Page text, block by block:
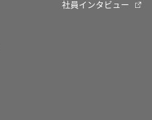
社員インタビュー